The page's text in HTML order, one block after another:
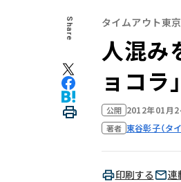
Share タイムアウト東
人混み
ョコラ」
公開 2012年01月
著者 東谷彰子（タ
印刷する 連